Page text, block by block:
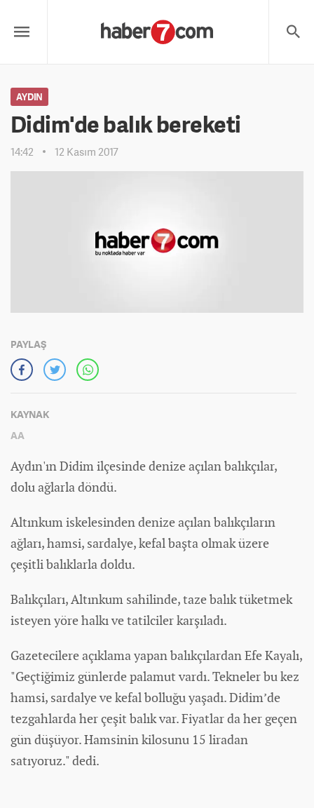
AYDIN
Didim'de balık bereketi
14:42 12 Kasım 2017
PAYLAŞ
KAYNAK
AA
Aydın'ın Didim ilçesinde denize açılan balıkçılar,
dolu ağlarla döndü.
Altınkum iskelesinden denize açılan balıkçıların
ağları, hamsi, sardalye, kefal başta olmak üzere
çeşitli balıklarla doldu.
Balıkçıları, Altınkum sahilinde, taze balık tüketmek
isteyen yöre halkı ve tatilciler karşıladı.
Gazetecilere açıklama yapan balıkçılardan Efe Kayalı,
"Geçtiğimiz günlerde palamut vardı. Tekneler bu kez
hamsi, sardalye ve kefal bolluğu yaşadı. Didim’de
tezgahlarda her çeşit balık var. Fiyatlar da her geçen
gün düşüyor. Hamsinin kilosunu 15 liradan
satıyoruz." dedi.